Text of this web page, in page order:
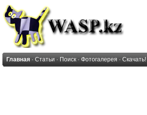
Главная · Статьи · Поиск · Фотогалерея · Скачать!